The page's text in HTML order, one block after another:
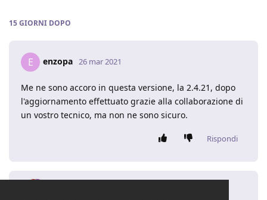
15 GIORNI DOPO
E enzopa 26 mar 2021
Me ne sono accoro in questa versione, la 2.4.21, dopo
l'aggiornamento effettuato grazie alla collaborazione di
un vostro tecnico, ma non ne sono sicuro.
Rispondi